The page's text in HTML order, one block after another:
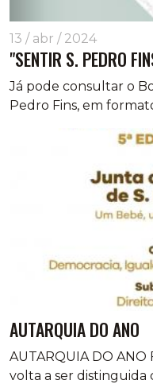
13 / abr / 2024
"SENTIR S. PEDRO
Já pode consultar o
Pedro Fins, em
AUTARQUIA DO ANO
AUTARQUIA DO ANO
volta a ser distinguida